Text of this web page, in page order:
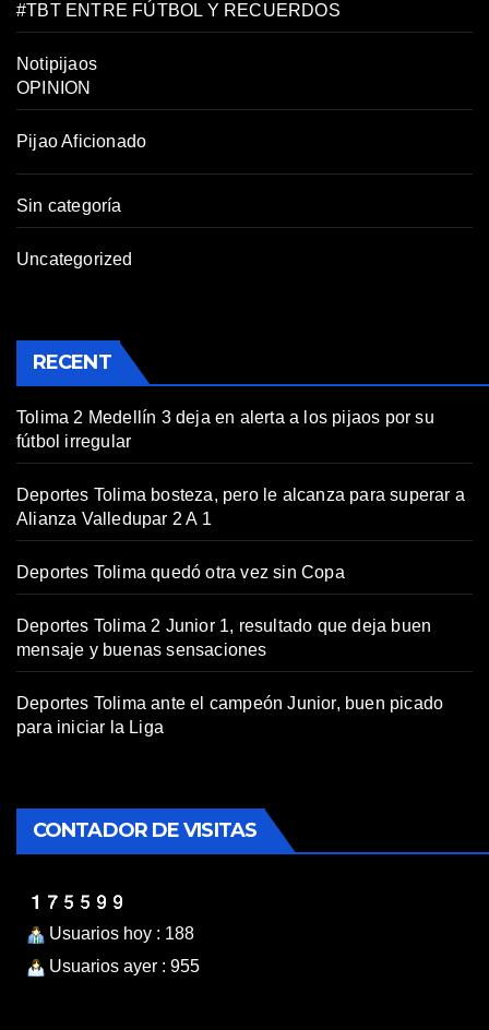
#TBT ENTRE FÚTBOL Y RECUERDOS
Notipijaos
OPINION
Pijao Aficionado
Sin categoría
Uncategorized
RECENT
Tolima 2 Medellín 3 deja en alerta a los pijaos por su
fútbol irregular
Deportes Tolima bosteza, pero le alcanza para superar a
Alianza Valledupar 2 A 1
Deportes Tolima quedó otra vez sin Copa
Deportes Tolima 2 Junior 1, resultado que deja buen
mensaje y buenas sensaciones
Deportes Tolima ante el campeón Junior, buen picado
para iniciar la Liga
CONTADOR DE VISITAS
Usuarios hoy : 188
Usuarios ayer : 955